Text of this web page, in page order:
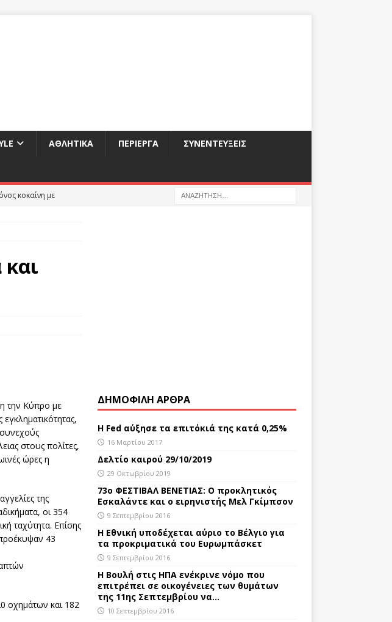
ΑΘΛΗΤΙΚΆ ΠΕΡΊΕΡΓΑ ΣΥΝΕΝΤΕΎΞΕΙΣ
κοκαίνη με
προσπάθεια για
της
την Κύπρο με
στους πολίτες,
ώρες η
της
οι 354
ταχύτητα. Επίσης
43
οχημάτων και 182
ΔΗΜΟΦΙΛΗ ΑΡΘΡΑ
Η Fed αύξησε τα επιτόκιά της κατά 0,25%
16 Μαρτίου 2017
Δελτίο καιρού 29/10/2019
29 Οκτωβρίου 2019
73ο ΦΕΣΤΙΒΑΛ ΒΕΝΕΤΙΑΣ: Ο προκλητικός
Εσκαλάντε και ο ειρηνιστής Μελ Γκίμπσον
9 Σεπτεμβρίου 2016
Η Εθνική υποδέχεται αύριο το Βέλγιο για
τα προκριματικά του Ευρωμπάσκετ
9 Σεπτεμβρίου 2016
Η Βουλή στις ΗΠΑ ενέκρινε νόμο που
επιτρέπει σε οικογένειες των θυμάτων
της 11ης Σεπτεμβρίου να…
10 Σεπτεμβρίου 2016